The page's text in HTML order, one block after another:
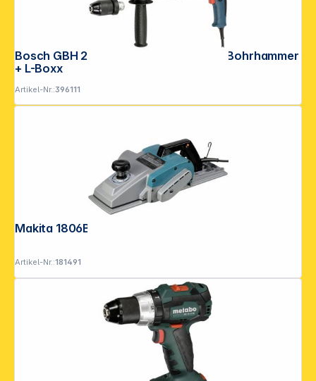
Bosch GBH 2-28 F Professional SSBF Bohrhammer
+ L-Boxx
Artikel-Nr.:396111
Artikel-Nr.:181491